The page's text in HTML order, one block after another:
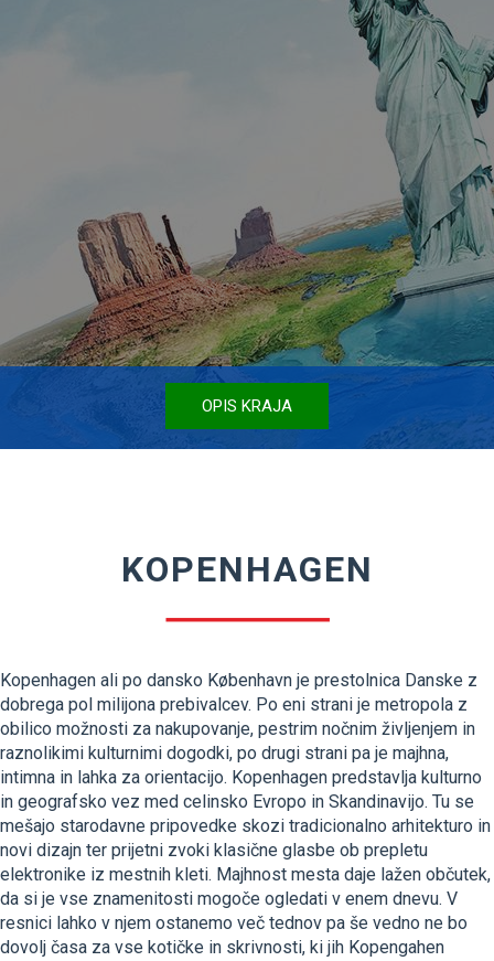
OPIS KRAJA
KOPENHAGEN
Kopenhagen ali po dansko København je prestolnica Danske z
dobrega pol milijona prebivalcev. Po eni strani je metropola z
obilico možnosti za nakupovanje, pestrim nočnim življenjem in
raznolikimi kulturnimi dogodki, po drugi strani pa je majhna,
intimna in lahka za orientacijo. Kopenhagen predstavlja kulturno
in geografsko vez med celinsko Evropo in Skandinavijo. Tu se
mešajo starodavne pripovedke skozi tradicionalno arhitekturo in
novi dizajn ter prijetni zvoki klasične glasbe ob prepletu
elektronike iz mestnih kleti. Majhnost mesta daje lažen občutek,
da si je vse znamenitosti mogoče ogledati v enem dnevu. V
resnici lahko v njem ostanemo več tednov pa še vedno ne bo
dovolj časa za vse kotičke in skrivnosti, ki jih Kopengahen